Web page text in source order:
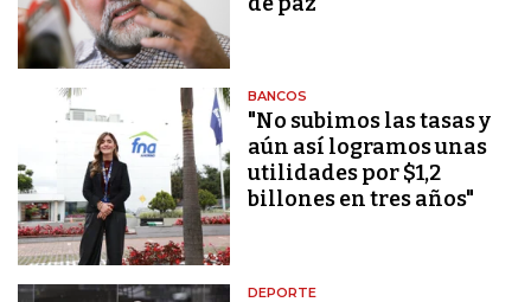
BANCOS
"No subimos las tasas y
aún así logramos unas
utilidades por $1,2
billones en tres años"
DEPORTE